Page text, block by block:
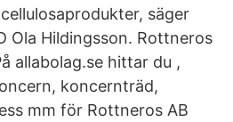
säger
Ola Hildingsson. Rottneros
allabolag.se hittar du ,
koncernträd,
mm för Rottneros AB